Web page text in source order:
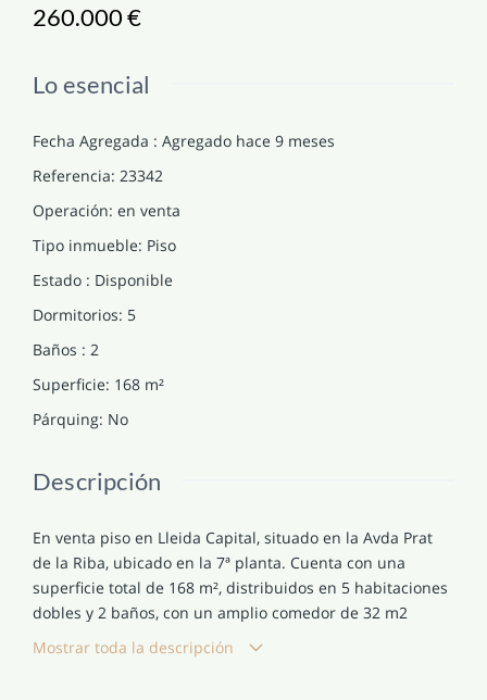
260.000 €
Lo esencial
Fecha Agregada : Agregado hace 9 meses
Referencia: 23342
Operación: en venta
Tipo inmueble: Piso
Estado : Disponible
Dormitorios: 5
Baños : 2
Superficie: 168 m²
Párquing: No
Descripción
En venta piso en Lleida Capital, situado en la Avda Prat
de la Riba, ubicado en la 7ª planta. Cuenta con una
superficie total de 168 m², distribuidos en 5 habitaciones
dobles y 2 baños, con un amplio comedor de 32 m2
aprox. y salida a una terraza exterior. La vivienda no
tiene cocina (se tendria que utilizar una habitacion para
Mostrar toda la descripción